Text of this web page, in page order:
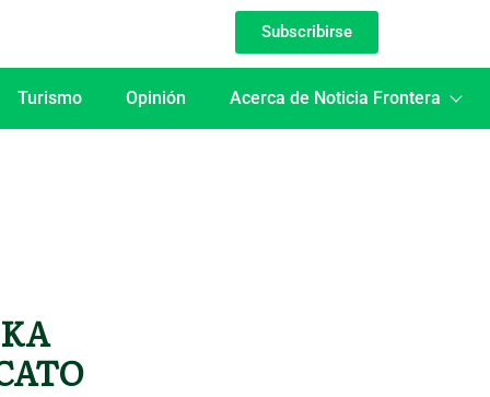
Subscribirse
Turismo Opinión Acerca de Noticia Frontera